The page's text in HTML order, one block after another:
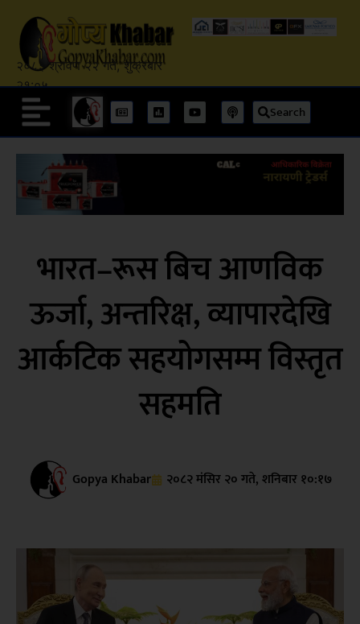
२०८३ श्रावण २२ गते, शुक्रबार
२१:०५
Search
भारत–रूस बिच आणविक
ऊर्जा, अन्तरिक्ष, व्यापारदेखि
आर्कटिक सहयोगसम्म विस्तृत
सहमति
Gopya Khabar २०८२ मंसिर २० गते, शनिबार १०:१७